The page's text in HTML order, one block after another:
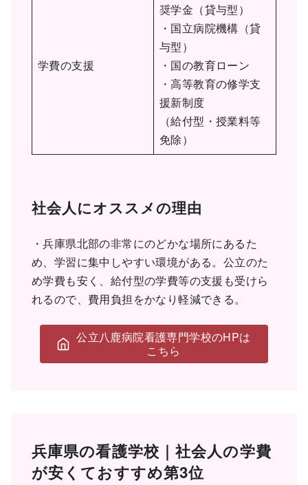
学費の支援
奨学金（貸与型）
・国立病院機構（貸
与型）
・国の教育ローン
・高等教育の修学支
援新制度
（給付型・授業料等
免除）
社会人にオススメの理由
・兵庫県北部の非常にのどかな場所にあるた
め、学習に集中しやすい環境がある。公立のた
め学費も安く、給付型の学費等の支援も受けら
れるので、費用負担をかなり軽減できる。
公立八鹿病院看護専門学校のHPは
こちら
兵庫県の看護学校｜社会人の学費
が安くておすすめ第3位